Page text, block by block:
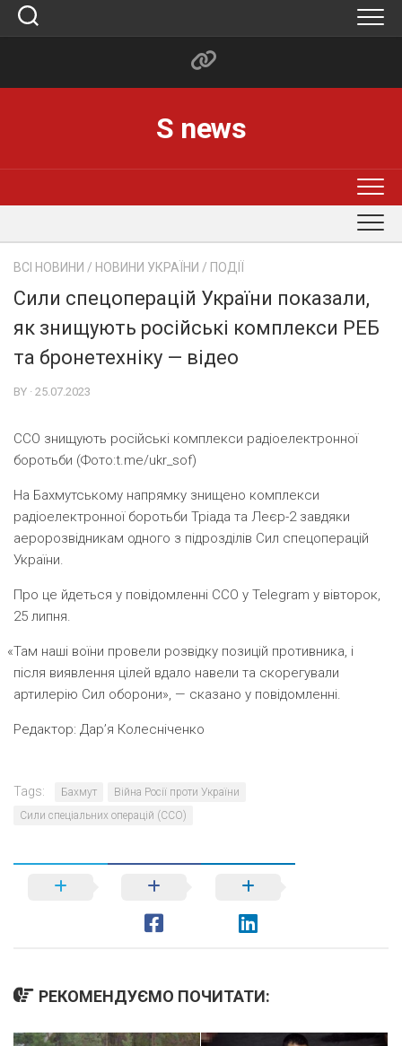
Skip
S news
ВСІ НОВИНИ / НОВИНИ УКРАЇНИ / ПОДІЇ
Сили спецоперацій України показали,
як знищують російські комплекси РЕБ
та бронетехніку — відео
BY · 25.07.2023
ССО знищують російські комплекси радіоелектронної
боротьби (Фото:t.me/ukr_sof)
На Бахмутському напрямку знищено комплекси
радіоелектронної боротьби Тріада та Леєр-2 завдяки
аеророзвідникам одного з підрозділів Сил спецоперацій
України.
Про це йдеться у повідомленні ССО у Telegram у вівторок,
25 липня.
«Там наші воїни провели розвідку позицій противника, і
після виявлення цілей вдало навели та скорегували
артилерію Сил оборони», — сказано у повідомленні.
Редактор: Дар’я Колесніченко
Tags: Бахмут
Війна Росії проти України
Сили спеціальних операцій (ССО)
РЕКОМЕНДУЄМО ПОЧИТАТИ: